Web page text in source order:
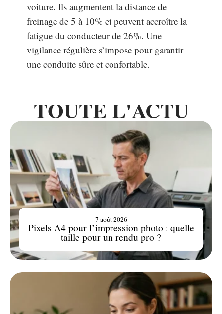
voiture. Ils augmentent la distance de
freinage de 5 à 10% et peuvent accroître la
fatigue du conducteur de 26%. Une
vigilance régulière s’impose pour garantir
une conduite sûre et confortable.
TOUTE L'ACTU
Pixels A4 pour l’impression photo : quelle
taille pour un rendu pro ?
7 août 2026